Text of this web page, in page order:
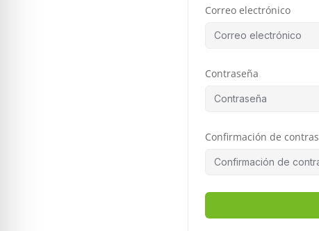
Correo electrónico
Contraseña
Confirmación de